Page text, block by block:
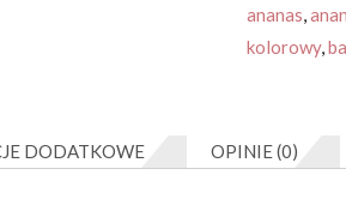
ananas ,
kolorowy,
DODATKOWE OPINIE (0)